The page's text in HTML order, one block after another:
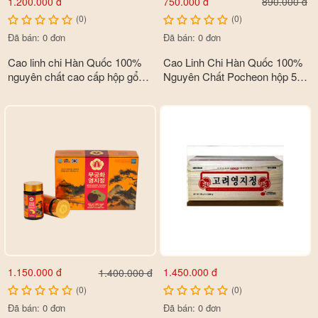
- Cải thiện hiệu quả tình trạng co thắt mạch vành giúp ngăn
ngừa sự xuất hiện của những cơn đau tim dữ dội. Bên cạnh đó,
- Linh chi có chứa một số thành phần chất chống viêm như
ftriturrpi-noids giúp tăng cường sức khỏe cho hệ xương khớp
(0)
Đã bán: 0 đơn
Cao linh chi Hàn Quốc 100%
nguyên chất cao cấp hộp gổ
(0)
Đã bán: 0 đơn
Cao Linh Chi Hàn Quốc 100%
Nguyên Chất Pocheon hộp 5 lọ
1.150.000 đ 1.400.000 đ
(0)
Đã bán: 0 đơn
1.450.000 đ
(0)
Đã bán: 0 đơn